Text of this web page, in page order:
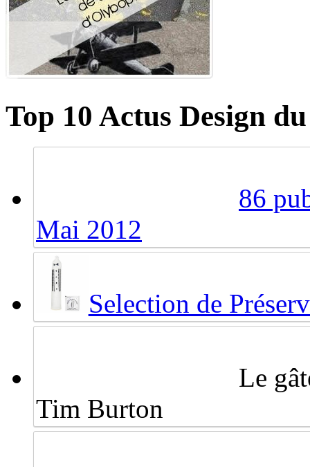
Top 10 Actus Design
86
Mai 2012
Selection de
Le
Tim Burton